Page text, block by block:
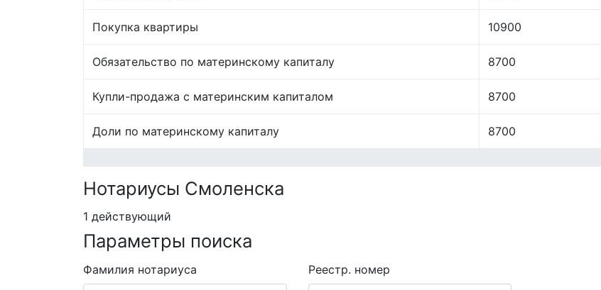
Покупка квартиры 10900
Обязательство по материнскому капиталу 8700
Купли-продажа с материнским капиталом 8700
Доли по материнскому капиталу 8700
Нотариусы Смоленска
1 действующий
Параметры поиска
Фамилия нотариуса Реестр. номер